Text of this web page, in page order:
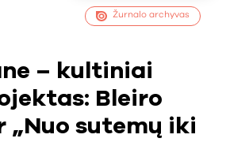
Žurnalo archyvas
– kultiniai
Bleiro
„Nuo sutemų iki